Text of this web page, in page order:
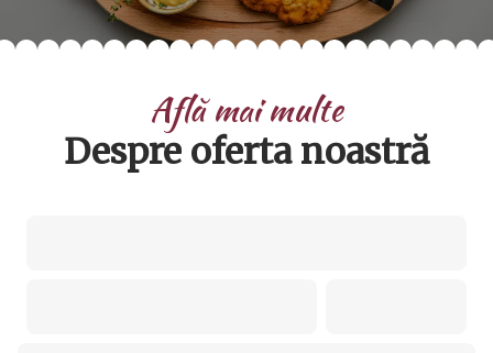
Află mai multe
Despre oferta noastră